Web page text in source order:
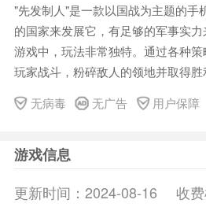
"先发制人"是一款以国战为主题的手
的国家来发展它，有足够的军事实
游戏中，玩法非常独特。通过各种
玩家战斗，粉碎敌人的领地并取得
以锻炼智力，还可以了解各种核武
程中还有多种策略模式可供选择，
手机游戏集锦
力，在这款游戏的挑战过程中发现了
无病毒 无广告 用户保障
游戏信息
更新时间： 2024-08-16 收费